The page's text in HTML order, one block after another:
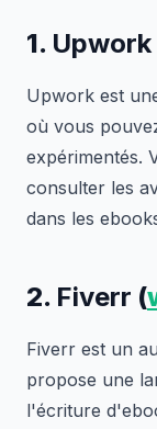
1. Upwork
Upwork est
où vous
expérimentés.
consulter les
dans les
2. Fiverr (
Fiverr est un
propose une
l'écriture